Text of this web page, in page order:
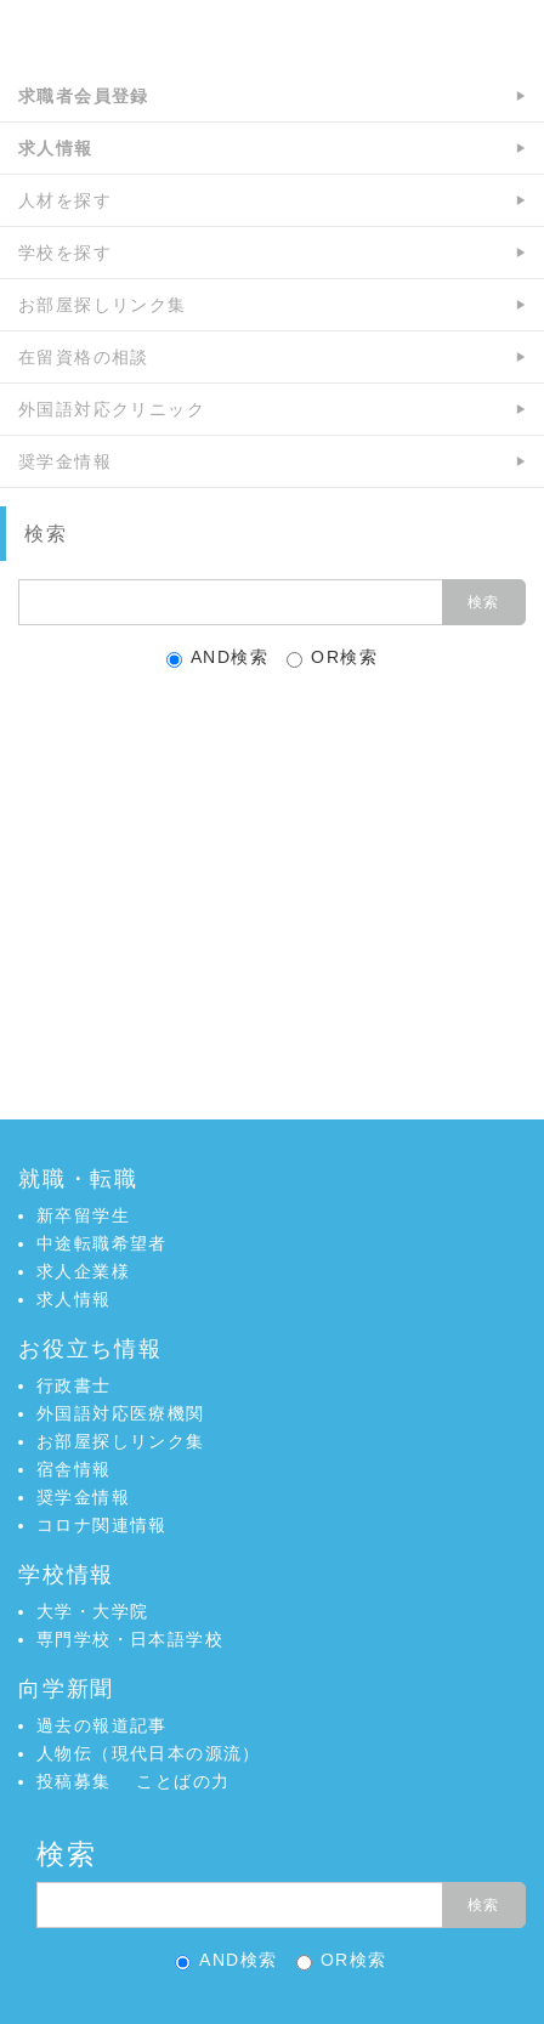
求職者会員登録
求人情報
人材を探す
学校を探す
お部屋探しリンク集
在留資格の相談
外国語対応クリニック
奨学金情報
検索
AND検索 OR検索
就職・転職
新卒留学生
中途転職希望者
求人企業様
求人情報
お役立ち情報
行政書士
外国語対応医療機関
お部屋探しリンク集
宿舎情報
奨学金情報
コロナ関連情報
学校情報
大学・大学院
専門学校・日本語学校
向学新聞
過去の報道記事
人物伝（現代日本の源流）
投稿募集
ことばの力
検索
AND検索 OR検索